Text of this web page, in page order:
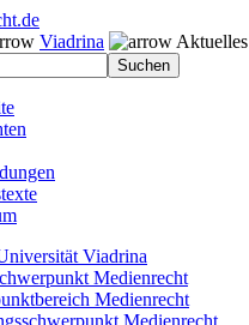
Viadrina Aktuelles
Viadrina
Medienrecht
Medienrecht
Medienrecht